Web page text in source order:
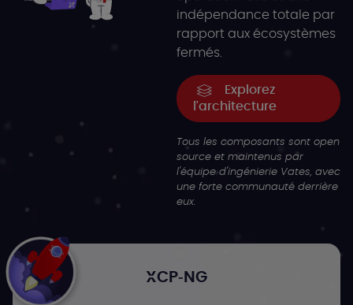
indépendance totale par
rapport aux écosystèmes
fermés.
Explorez
l'architecture
Tous les composants sont open
source et maintenus par
l'équipe d'ingénierie Vates, avec
une forte communauté derrière
eux.
XCP-NG